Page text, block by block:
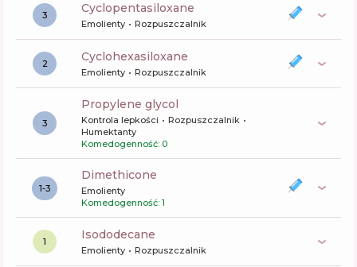
3 cyclopentasiloxane
Emolienty Rozpuszczalnik
2 cyclohexasiloxane
Emolienty Rozpuszczalnik
3
propylene glycol
Kontrola lepkości
Rozpuszczalnik
Humektanty
Komedogenność: 0
1-3
dimethicone
Emolienty
Komedogenność: 1
1 isododecane
Emolienty Rozpuszczalnik